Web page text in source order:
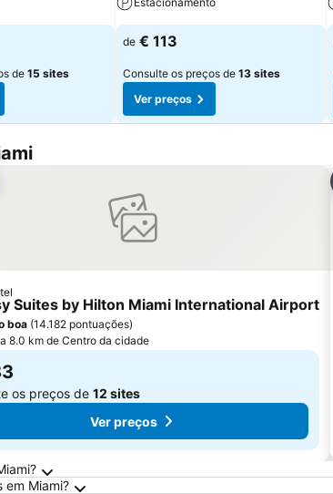
de15 sites
de € 113
Consulte os preços de 13 sites
Ver preços
aos favoritos
Suites by Hilton Miami International Airport
boa (14.182 pontuações)
8.0 km de Centro da cidade
os preços de 12 sites
Ver preços
em Miami?